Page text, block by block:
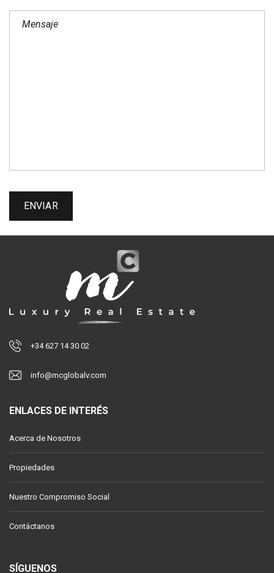
+34 627 14 30 02
info@mcglobalv.com
ENLACES DE INTERÉS
Acerca de Nosotros
Propiedades
Nuestro Compromiso Social
Contáctanos
SÍGUENOS